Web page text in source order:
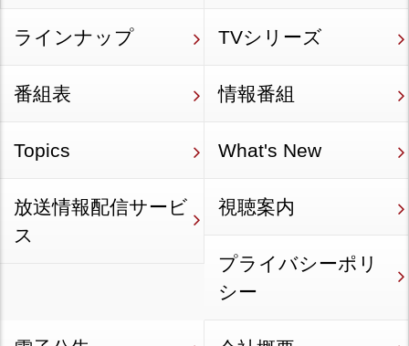
ラインナップ TVシリーズ
番組表 情報番組
Topics What's New
放送情報配信サービ
ス
視聴案内
プライバシーポリ
シー